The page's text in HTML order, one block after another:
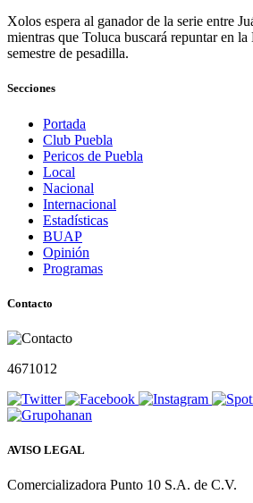
Xolos espera al ganador de la serie entre
mientras que Toluca buscará repuntar en
semestre de pesadilla.
Secciones
Portada
Club Puebla
Pericos de Puebla
Local
Nacional
Internacional
Estadísticas
BUAP
Opinión
Programas
Contacto
4671012
AVISO LEGAL
Comercializadora Punto 10 S.A. de C.V.